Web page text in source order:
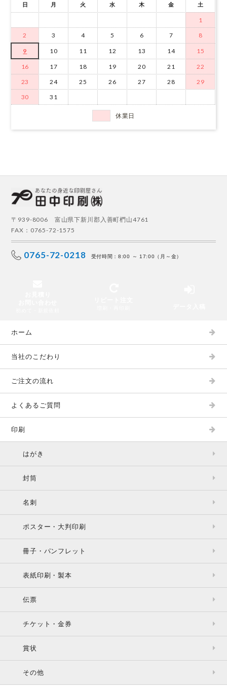
日 月 火 水 木 金 土
1
2
3 4 5 6 7 8
9 10 11 12 13 14 15
16 17 18 19 20 21
22
23
24 25 26 27 28
29
30
31
休業日
〒939-8006 富山県下新川郡入善町椚山4761
FAX：0765-72-1575
0765-72-0218 受付時間：8:00 ～ 17:00（月～金）
ホーム
当社のこだわり
ご注文の流れ
よくあるご質問
印刷
はがき
封筒
名刺
ポスター・大判印刷
冊子・パンフレット
表紙印刷・製本
伝票
チケット・金券
賞状
その他